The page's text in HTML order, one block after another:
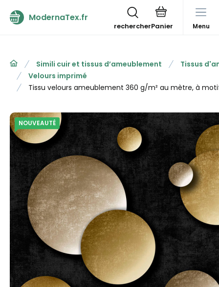
ModernaTex.fr
rechercher Menu
Simili cuir et tissus d’ameublement
Tissus
Velours imprimé
Tissu velours ameublement 360 g/m² au mètre, à
NOUVEAUTÉ